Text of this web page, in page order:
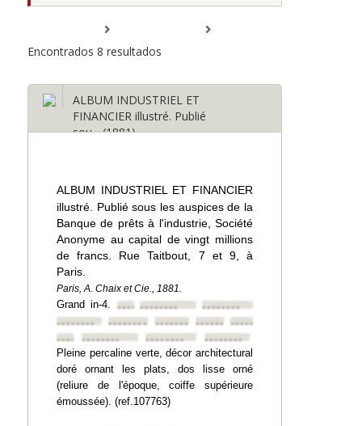
Encontrados 8 resultados
ALBUM INDUSTRIEL ET
FINANCIER illustré. Publié
sou... (1881)
ALBUM INDUSTRIEL ET FINANCIER
illustré. Publié sous les auspices de la
Banque de prêts à l'industrie, Société
Anonyme au capital de vingt millions
de francs. Rue Taitbout, 7 et 9, à
Paris.
Paris, A. Chaix et Cie., 1881.
Grand in-4. ••••••••••••••••
••••••••
••••••••
•••••••• •••••••• ••••••••••••••••
•••••••••••••••• ••••••••
••••••••
Pleine percaline verte, décor architectural
doré ornant les plats, dos lisse orné
(reliure de l'époque, coiffe supérieure
émoussée). (ref.107763)